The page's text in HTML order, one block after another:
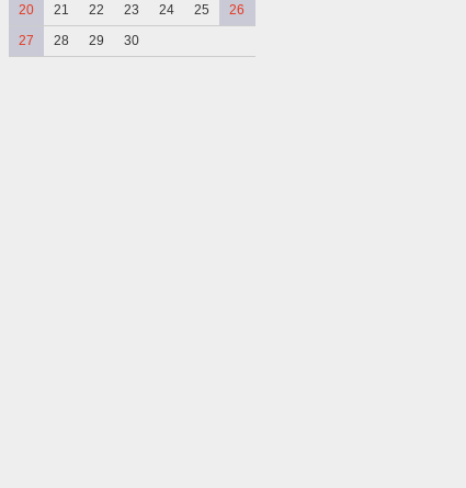
20
21 22 23 24 25
26
27
28 29 30